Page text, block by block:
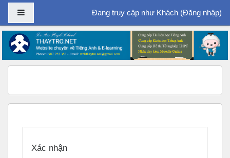
Chuyển tới nội dung chính
Bảng điều khiển cạnhĐang truy cập như Khách (Đăng nhập)
Xác nhận